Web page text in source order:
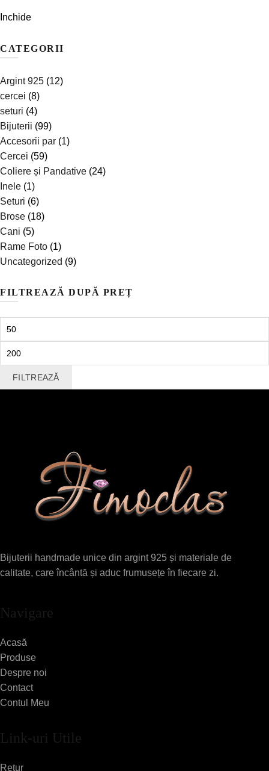
Inchide
CATEGORII
Argint 925 (12)
cercei (8)
seturi (4)
Bijuterii (99)
Accesorii par (1)
Cercei (59)
Coliere și Pandative (24)
Inele (1)
Seturi (6)
Brose (18)
Cani (5)
Rame Foto (1)
Uncategorized (9)
FILTREAZĂ DUPĂ PREȚ
FILTREAZĂ
Bijuterii handmade unice din argint 925 și materiale de
calitate, care încântă și aduc frumusețe în fiecare zi.
Navigare
Acasă
Produse
Despre noi
Contact
Contul Meu
Link-uri Utile
Retur